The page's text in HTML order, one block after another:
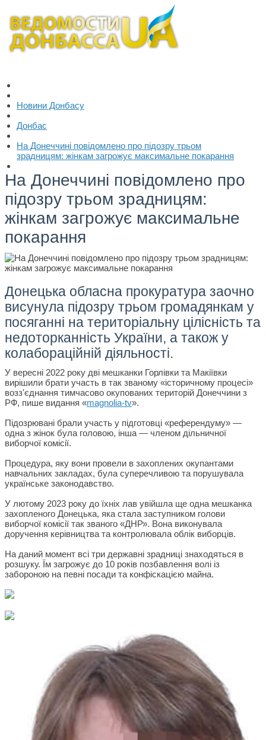
Новини Донбасу
Донбас
На Донеччині повідомлено про підозру трьом
зрадницям: жінкам загрожує максимальне покарання
На Донеччині повідомлено про
підозру трьом зрадницям:
жінкам загрожує максимальне
покарання
Донецька обласна прокуратура заочно
висунула підозру трьом громадянкам у
посяганні на територіальну цілісність та
недоторканність України, а також у
колабораційній діяльності.
У вересні 2022 року дві мешканки Горлівки та Макіївки
вирішили брати участь в так званому «історичному процесі»
возз'єднання тимчасово окупованих територій Донеччини з
РФ, пише видання «magnolia-tv».
Підозрювані брали участь у підготовці «референдуму» —
одна з жінок була головою, інша — членом дільничної
виборчої комісії.
Процедура, яку вони провели в захоплених окупантами
навчальних закладах, була суперечливою та порушувала
українське законодавство.
У лютому 2023 року до їхніх лав увійшла ще одна мешканка
захопленого Донецька, яка стала заступником голови
виборчої комісії так званого «ДНР». Вона виконувала
доручення керівництва та контролювала облік виборців.
На даний момент всі три державні зрадниці знаходяться в
розшуку. Їм загрожує до 10 років позбавлення волі із
забороною на певні посади та конфіскацією майна.